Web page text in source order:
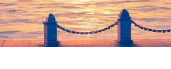
,18.00